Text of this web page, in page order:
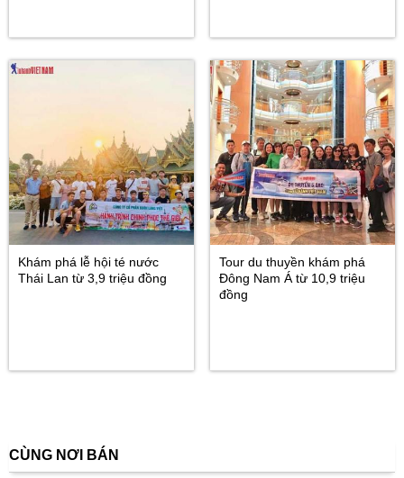
Khám phá lễ hội té nước
Thái Lan từ 3,9 triệu đồng
Tour du thuyền khám phá
Đông Nam Á từ 10,9 triệu
đồng
CÙNG NƠI BÁN